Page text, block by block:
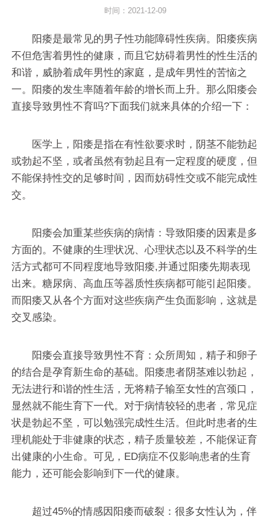
时间：2021-12-09
阳痿是最常见的男子性功能障碍性疾病。阳痿疾病
不但危害着男性的健康，而且它妨碍着男性的性生活的
和谐，威胁着成年男性的家庭，是成年男性的苦恼之
一。阳痿的发生率随着年龄的增长而上升。那么阳痿会
直接导致男性不育吗?下面我们就来具体的介绍一下：
医学上，阳痿是指在有性欲要求时，阴茎不能勃起
或勃起不坚，或者虽然有勃起且有一定程度的硬度，但
不能保持性交的足够时间，因而妨碍性交或不能完成性
交。
阳痿会加重某些疾病的病情：导致阳痿的因素是多
方面的。不健康的生理状况、心理状态以及不科学的生
活方式都可不同程度地导致阳痿,并通过阳痿先期表现
出来。糖尿病、高血压等器质性疾病都可能引起阳痿。
而阳痿又从各个方面对这些疾病产生负面影响，这就是
交叉感染。
阳痿会直接导致男性不育：众所周知，精子和卵子
的结合是孕育新生命的基础。阳痿患者阴茎难以勃起，
无法进行和谐的性生活，无将精子输至女性的宫颈口，
显然就不能生育下一代。对于病情较轻的患者，常见症
状是勃起不坚，可以勉强完成性生活。但此时患者的生
理机能处于非健康的状态，精子质量较差，不能保证育
出健康的小生命。可见，ED病症不仅影响患者的生育
能力，还可能会影响到下一代的健康。
超过45%的情感因阳痿而破裂：很多女性认为，伴